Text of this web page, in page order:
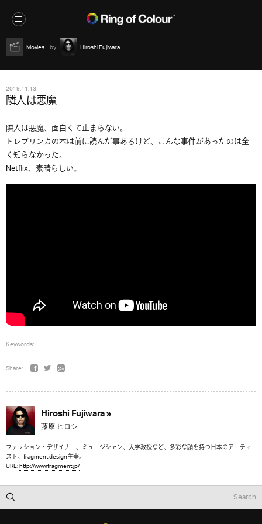
Movies Hiroshi Fujiwara
2019.11.13
隣人は悪魔
隣人は悪魔、面白くて止まらない。
トレブリンカの本は前に読んだ事あるけど、こんな事件があったのは全
く知らなかった。
Netflix、素晴らしい。
Keywords:
Share:
Hiroshi Fujiwara »
藤原 ヒロシ
ファッション・デザイナー、ミュージシャン、大学教授など、多彩な顔を持つ日本のアーティ
スト。fragment design主宰。
URL:http://www.fragment.jp/